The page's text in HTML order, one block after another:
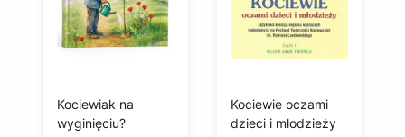
Kociewiak na
wyginięciu?
Kociewie oczami
dzieci i młodzieży